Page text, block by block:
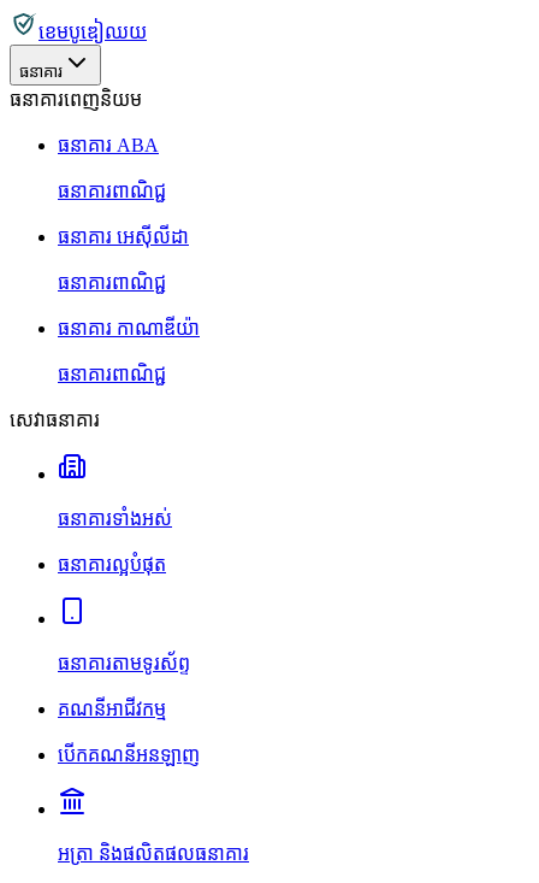
ខេមបូឌៀឈយ
ធនាគារ
ធនាគារពេញនិយម
ធនាគារ ABA
ធនាគារពាណិជ្ជ
ធនាគារ អេស៊ីលីដា
ធនាគារពាណិជ្ជ
ធនាគារ កាណាឌីយ៉ា
ធនាគារពាណិជ្ជ
សេវាធនាគារ
ធនាគារទាំងអស់
ធនាគារល្អបំផុត
ធនាគារតាមទូរស័ព្ទ
គណនីអាជីវកម្ម
បើកគណនីអនឡាញ
អត្រា និងផលិតផលធនាគារ